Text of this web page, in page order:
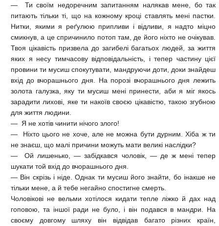
— Ти своїм недоречним запитанням налякав мене, бо так
питають тільки ті, що на кожному кроці ставлять мені пастки.
Нитки, якими я реґулюю припливи і відливи, я надто міцно
смикнув, а це спричинило потоп там, де його ніхто не очікував.
Твоя цікавість призвела до загибелі багатьох людей, за життя
яких я несу тимчасову відповідальність, і тепер частину цієї
провини ти мусиш спокутувати, мандруючи доти, доки знайдеш
вхід до вчорашнього дня. На порозі вчорашнього дня лежить
золота галузка, яку ти мусиш мені принести, аби я міг якось
зарадити лихові, яке ти накоїв своєю цікавістю, такою згубною
для життя людини.
— Я не хотів чинити нічого злого!
— Ніхто цього не хоче, але не можна бути дурним. Хіба ж ти
не знаєш, що малі причини можуть мати великі наслідки?
— Ой лишенько, — забідкався чоловік, — де ж мені тепер
шукати той вхід до вчорашнього дня.
— Він скрізь і ніде. Однак ти мусиш його знайти, бо інакше не
тільки мене, а й тебе негайно спостигне смерть.
Чоловікові не вельми хотілося кидати тепле ліжко й дах над
гоповою, та іншої ради не було, і він подався в мандри. На
своєму довгому шляху він відвідав багато різних країн,